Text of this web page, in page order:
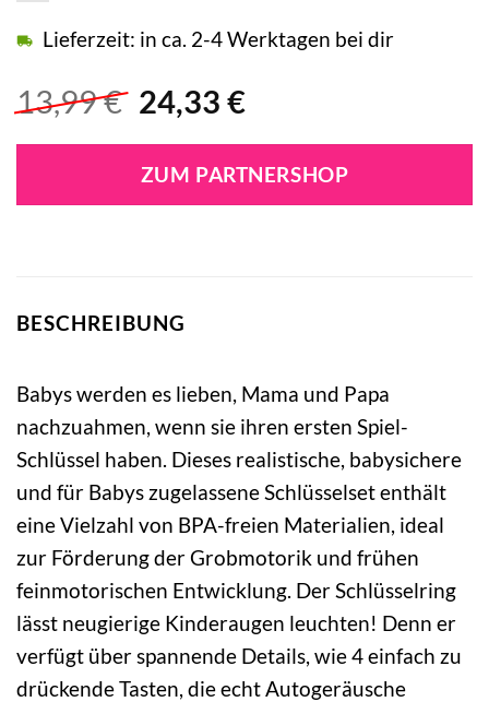
13,99€ Ursprünglicher
war:
13,99 €
24,33 €Aktueller
ist:
24,33 €.
Lieferzeit: in ca. 2-4 Werktagen bei dir
ZUM PARTNERSHOP
BESCHREIBUNG
Babys werden es lieben, Mama und Papa
nachzuahmen, wenn sie ihren ersten Spiel-
Schlüssel haben. Dieses realistische, babysichere
und für Babys zugelassene Schlüsselset enthält
eine Vielzahl von BPA-freien Materialien, ideal
zur Förderung der Grobmotorik und frühen
feinmotorischen Entwicklung. Der Schlüsselring
lässt neugierige Kinderaugen leuchten! Denn er
verfügt über spannende Details, wie 4 einfach zu
drückende Tasten, die echt Autogeräusche